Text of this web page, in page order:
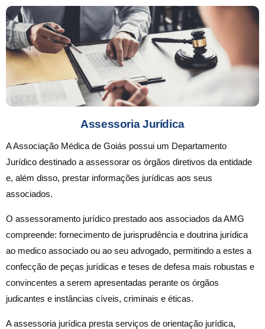
Assessoria Jurídica
A Associação Médica de Goiás possui um Departamento
Jurídico destinado a assessorar os órgãos diretivos da entidade
e, além disso, prestar informações jurídicas aos seus
associados.
O assessoramento jurídico prestado aos associados da AMG
compreende: fornecimento de jurisprudência e doutrina jurídica
ao medico associado ou ao seu advogado, permitindo a estes a
confecção de peças jurídicas e teses de defesa mais robustas e
convincentes a serem apresentadas perante os órgãos
judicantes e instâncias cíveis, criminais e éticas.
A assessoria jurídica presta serviços de orientação jurídica,